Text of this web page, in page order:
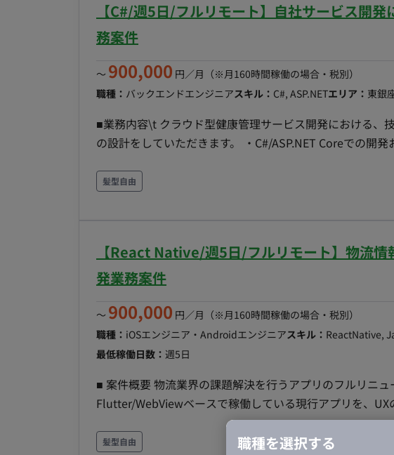
Vue.js ・DB： ・インフラ：AWS
【C#/週5日/フルリモート】自社サービス開
務案件
〜 900,000 円／月 （※月160時間稼働の場合・税別）
職種： バックエンドエンジニアスキル： C#, ASP.NETエリア： 東銀
■業務内容\t クラウド型健康管理サービス開発における、
の設計をしていただきます。 ・C#/ASP.NET Coreでの開発および技術負債の解消 ・チーム全体のコ
ード品質の担保および生産性向上のための取り組み ・フ
ビス、ライブラリ等の選定・導入・見直し 【業務で使用する主なツール】
Slack/Notion/Backlog/Figma/Google Workspace （職務
髪型自由
【React Native/週5日/フルリモート】物流情
発業務案件
〜 900,000 円／月 （※月160時間稼働の場合・税別）
職種： iOSエンジニア・Androidエンジニアスキル： ReactNative,
最低稼働日数： 週5日
■ 案件概要 物流業界の課題解決を行うアプリのフルリニュ
Flutter/WebViewベースで稼働している現行アプリを、
（React）との親和性を高めるため、React Nativeへリプ
換えではなく、仕様を汲み取った上での設計・実装を担当
髪型自由 職種を選択する